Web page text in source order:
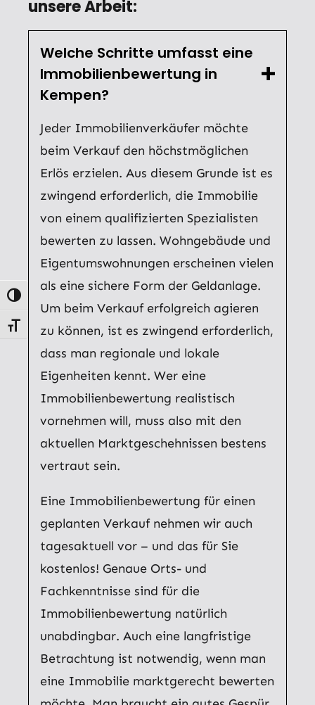
Umschalten auf hohe Kontraste
Schrift vergrößern
unsere Arbeit:
Welche Schritte umfasst eine
Immobilienbewertung in
Kempen?
Jeder Immobilienverkäufer möchte
beim Verkauf den höchstmöglichen
Erlös erzielen. Aus diesem Grunde ist es
zwingend erforderlich, die Immobilie
von einem qualifizierten Spezialisten
bewerten zu lassen. Wohngebäude und
Eigentumswohnungen erscheinen vielen
als eine sichere Form der Geldanlage.
Um beim Verkauf erfolgreich agieren
zu können, ist es zwingend erforderlich,
dass man regionale und lokale
Eigenheiten kennt. Wer eine
Immobilienbewertung realistisch
vornehmen will, muss also mit den
aktuellen Marktgeschehnissen bestens
vertraut sein.
Eine Immobilienbewertung für einen
geplanten Verkauf nehmen wir auch
tagesaktuell vor – und das für Sie
kostenlos! Genaue Orts- und
Fachkenntnisse sind für die
Immobilienbewertung natürlich
unabdingbar. Auch eine langfristige
Betrachtung ist notwendig, wenn man
eine Immobilie marktgerecht bewerten